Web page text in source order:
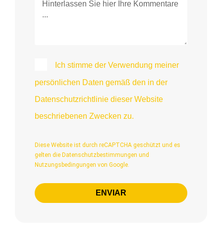
Ich stimme der Verwendung meiner
persönlichen Daten gemäß den in der
Datenschutzrichtlinie dieser Website
beschriebenen Zwecken zu.
Diese Website ist durch reCAPTCHA geschützt und es
gelten die Datenschutzbestimmungen und
Nutzungsbedingungen von Google.
ENVIAR